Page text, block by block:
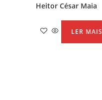
Heitor César Maia
LER MAIS